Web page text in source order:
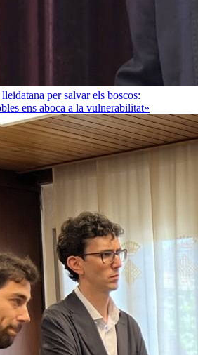
per salvar els boscos:
ens aboca a la vulnerabilitat»